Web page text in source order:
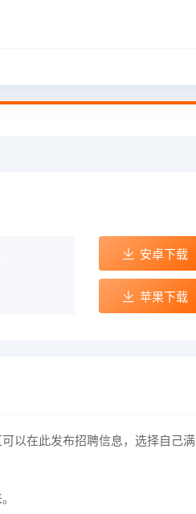
安卓下载
苹果下载
以在此发布招聘信息，选择自己满